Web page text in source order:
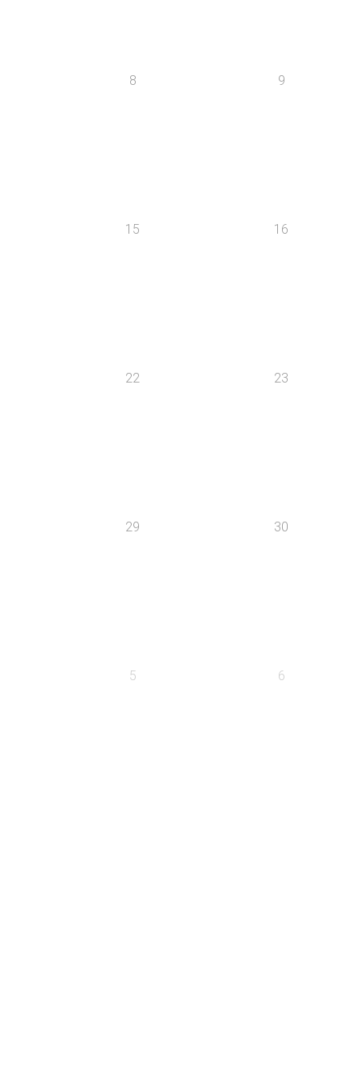
8 9
15 16
22 23
29 30
5 6